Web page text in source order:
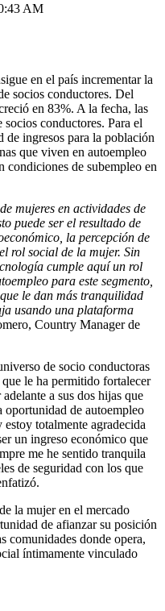
AM
en el país incrementar la
socios conductores. Del
en 83%. A la fecha, las
conductores. Para el
de ingresos para la población
que viven en autoempleo
condiciones de subempleo en
mujeres en actividades de
puede ser el resultado de
la percepción de
rol social de la mujer. Sin
cumple aquí un rol
para este segmento,
le dan más tranquilidad
usando una plataforma
Country Manager de
de socio conductoras
le ha permitido fortalecer
a sus dos hijas que
oportunidad de autoempleo
totalmente agradecida
un ingreso económico que
me he sentido tranquila
de seguridad con los que
la mujer en el mercado
de afianzar su posición
comunidades donde opera,
íntimamente vinculado